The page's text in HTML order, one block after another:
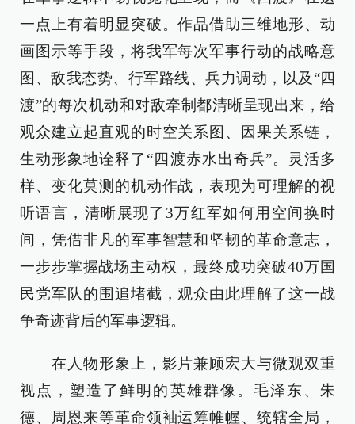
一点上有着明显突破。作品借助三维地形、动
画图示等手段，将我军每次军事行动的战略意
图、敌我态势、行军路线、兵力调动，以及“四
渡”的每次机动和对敌牵制都清晰呈现出来，给
观众建立起直观的时空关系图、因果关系链，
生动形象地诠释了“四渡赤水出奇兵”。灵活多
样、变化莫测的机动作战，表现为可理解的视
听语言，清晰展现了3万红军如何用空间换时
间，凭借非凡的军事智慧和坚韧的革命意志，
一步步掌握战场主动权，最终成功突破40万国
民党军队的围追堵截，观众由此理解了这一战
争奇迹背后的军事逻辑。
在人物形象上，影片兼顾宏大与微观双重
视点，塑造了鲜明的英雄群像。毛泽东、朱
德、周恩来等革命领袖运筹帷幄、统辖全局，